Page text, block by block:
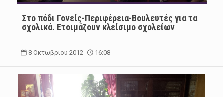
Στο πόδι Γονείς-Περιφέρεια-Βουλευτές για τα
σχολικά. Ετοιμάζουν κλείσιμο σχολείων
8 Οκτωβρίου 2012 16:08